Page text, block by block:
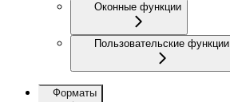
Оконные функции
Пользовательские функции
Форматы